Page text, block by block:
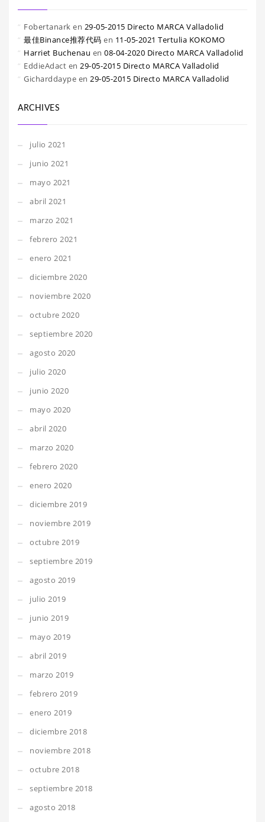
Fobertanark en 29-05-2015 Directo MARCA Valladolid
最佳Binance推荐代码 en 11-05-2021 Tertulia KOKOMO
Harriet Buchenau en 08-04-2020 Directo MARCA Valladolid
EddieAdact en 29-05-2015 Directo MARCA Valladolid
Gicharddaype en 29-05-2015 Directo MARCA Valladolid
ARCHIVES
julio 2021
junio 2021
mayo 2021
abril 2021
marzo 2021
febrero 2021
enero 2021
diciembre 2020
noviembre 2020
octubre 2020
septiembre 2020
agosto 2020
julio 2020
junio 2020
mayo 2020
abril 2020
marzo 2020
febrero 2020
enero 2020
diciembre 2019
noviembre 2019
octubre 2019
septiembre 2019
agosto 2019
julio 2019
junio 2019
mayo 2019
abril 2019
marzo 2019
febrero 2019
enero 2019
diciembre 2018
noviembre 2018
octubre 2018
septiembre 2018
agosto 2018